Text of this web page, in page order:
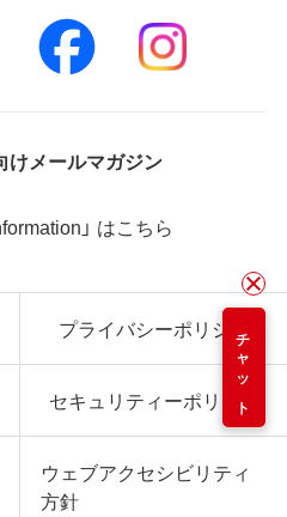
チャット
けメールマガジン
」 はこちら
プライバシーポリシー
セキュリティーポリシー
ウェブアクセシビリティ
方針